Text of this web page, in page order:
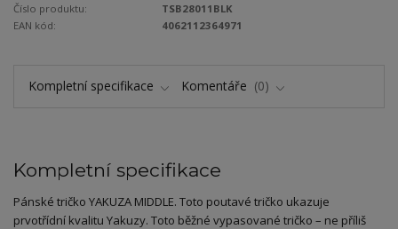
Číslo produktu:
TSB28011BLK
EAN kód:
4062112364971
Kompletní specifikace Komentáře 0
Kompletní specifikace
Pánské tričko YAKUZA MIDDLE. Toto poutavé tričko ukazuje
prvotřídní kvalitu Yakuzy. Toto běžné vypasované tričko – ne příliš